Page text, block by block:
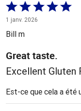
Coté
5 sur
5
1 janv. 2026
Bill m
Great taste.
Excellent Gluten
Est-ce que cela a été